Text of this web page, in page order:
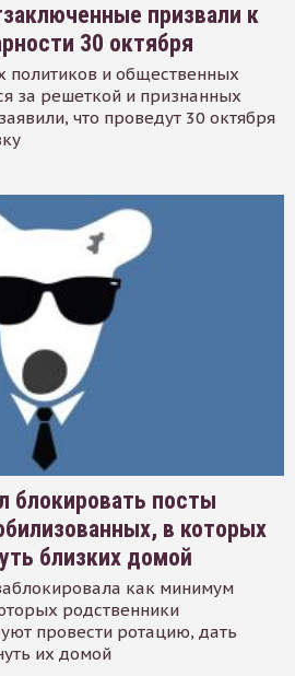
призвали к
30 октября
политиков и общественных
за решеткой и признанных
что проведут 30 октября
блокировать посты
в которых
близких домой
как минимум
родственники
провести ротацию, дать
их домой